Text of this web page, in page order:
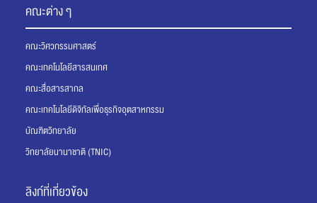
คณะต่าง ๆ
คณะวิศวกรรมศาสตร์
คณะเทคโนโลยีสารสนเทศ
คณะสื่อสารสากล
คณะเทคโนโลยีดิจิทัลเพื่อธุรกิจอุตสาหกรรม
บัณฑิตวิทยาลัย
วิทยาลัยนานาชาติ (TNIC)
ลิงก์ที่เกี่ยวข้อง